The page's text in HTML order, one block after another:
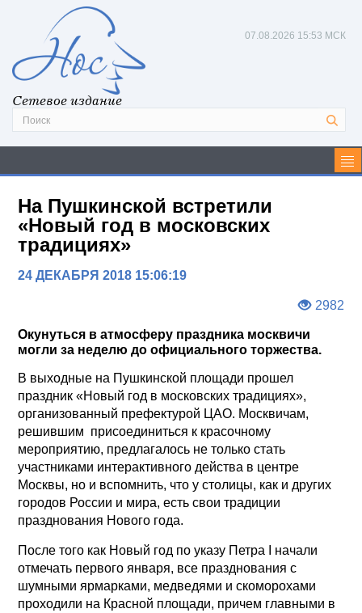
Сетевое издание
07.08.2026 15:53 МСК
На Пушкинской встретили
«Новый год в московских
традициях»
24 ДЕКАБРЯ 2018 15:06:19
2982
Окунуться в атмосферу праздника москвичи
могли за неделю до официального торжества.
В выходные на Пушкинской площади прошел
праздник «Новый год в московских традициях»,
организованный префектурой ЦАО. Москвичам,
решившим присоединиться к красочному
мероприятию, предлагалось не только стать
участниками интерактивного действа в центре
Москвы, но и вспомнить, что у столицы, как и других
городов России и мира, есть свои традиции
празднования Нового года.
После того как Новый год по указу Петра I начали
отмечать первого января, все празднования с
шумными ярмарками, медведями и скоморохами
проходили на Красной площади, причем главными в